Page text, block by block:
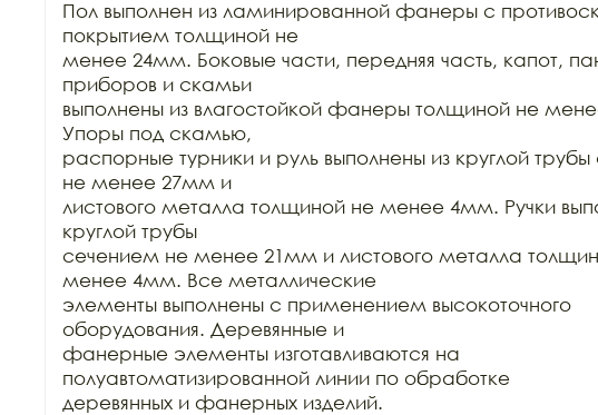
Пол выполнен из ламинированной фанеры с
покрытием толщиной не
менее 24мм. Боковые части, передняя часть, капот,
приборов и скамьи
выполнены из влагостойкой фанеры толщиной не
Упоры под скамью,
распорные турники и руль выполнены из круглой
не менее 27мм и
листового металла толщиной не менее 4мм. Ручки
круглой трубы
сечением не менее 21мм и листового металла
менее 4мм. Все металлические
элементы выполнены с применением высокоточного
оборудования. Деревянные и
фанерные элементы изготавливаются на
полуавтоматизированной линии по обработке
деревянных и фанерных изделий.